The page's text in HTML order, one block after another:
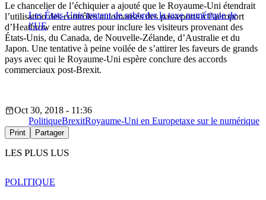
Les États-Unis tentent de saborder la taxe numérique de
l’UE
Le chancelier de l’échiquier a ajouté que le Royaume-Uni étendrait
l’utilisation des contrôles automatisés des passeports à l’aéroport
d’Heathrow entre autres pour inclure les visiteurs provenant des
États-Unis, du Canada, de Nouvelle-Zélande, d’Australie et du
Japon. Une tentative à peine voilée de s’attirer les faveurs de grands
pays avec qui le Royaume-Uni espère conclure des accords
commerciaux post-Brexit.
Oct 30, 2018 - 11:36
PolitiqueBrexitRoyaume-Uni en Europetaxe sur le numérique
Print Partager
LES PLUS LUS
POLITIQUE